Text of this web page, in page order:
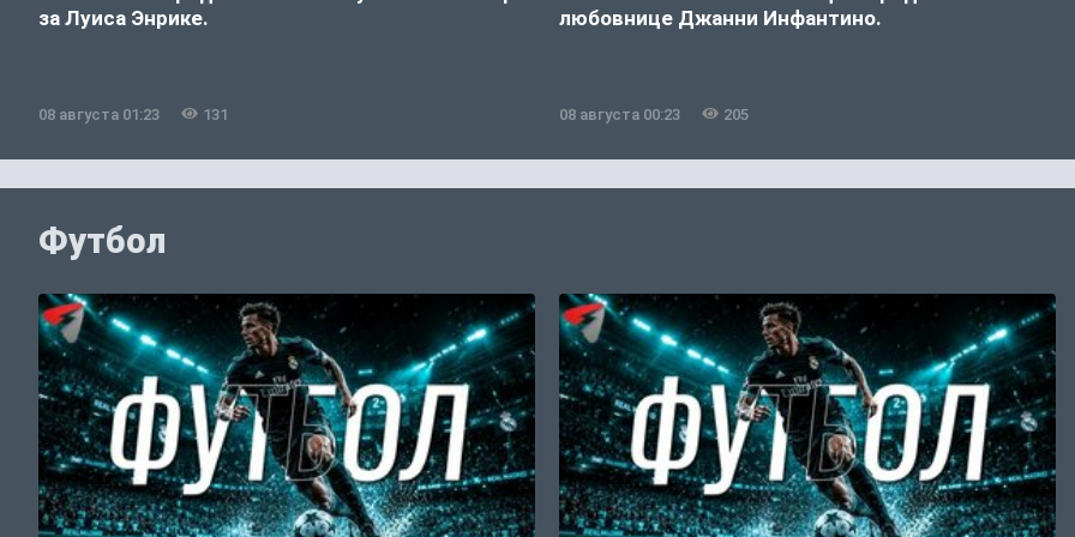
за Луиса Энрике.
08 августа 01:23 131
любовнице Джанни Инфантино.
08 августа 00:23 205
Футбол